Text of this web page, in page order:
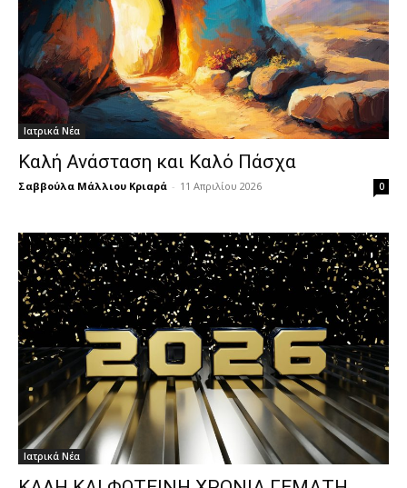
Ιατρικά Νέα
Καλή Ανάσταση και Καλό Πάσχα
Σαββούλα Μάλλιου Κριαρά - 11 Απριλίου 2026 0
Ιατρικά Νέα